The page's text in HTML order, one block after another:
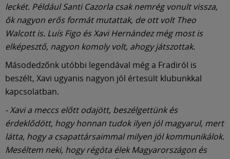
leckét. Például Santi Cazorla csak nemrég vonult vissza,
ők nagyon erős formát mutattak, de ott volt Theo
Walcott is. Luís Figo és Xavi Hernández még most is
elképesztő, nagyon komoly volt, ahogy játszottak.
Másodedzőnk utóbbi legendával még a Fradiról is
beszélt, Xavi ugyanis nagyon jól értesült klubunkkal
kapcsolatban.
- Xavi a meccs előtt odajött, beszélgettünk és
érdeklődött, hogy honnan tudok ilyen jól magyarul, mert
látta, hogy a csapattársaimmal milyen jól kommunikálok.
Meséltem neki, hogy régóta élek Magyarországon és